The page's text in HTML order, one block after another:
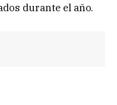
durante el año.